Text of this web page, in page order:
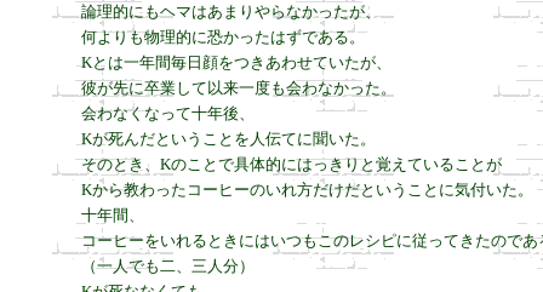
論理的にもヘマはあまりやらなかったが、
何よりも物理的に恐かったはずである。
Kとは一年間毎日顔をつきあわせていたが、
彼が先に卒業して以来一度も会わなかった。
会わなくなって十年後、
Kが死んだということを人伝てに聞いた。
そのとき、Kのことで具体的にはっきりと覚えていることが
Kから教わったコーヒーのいれ方だけだということに気付いた。
十年間、
コーヒーをいれるときにはいつもこのレシピに従ってきたのであ
（一人でも二、三人分）